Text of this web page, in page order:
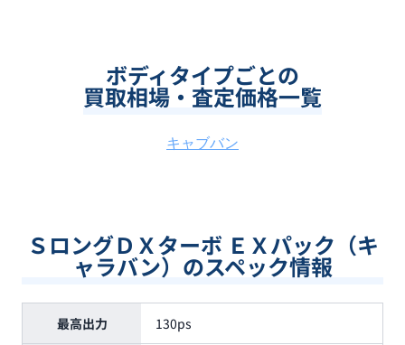
ボディタイプごとの
買取相場・査定価格一覧
キャブバン
ＳロングＤＸターボ ＥＸパック（キ
ャラバン）のスペック情報
最高出力 130ps